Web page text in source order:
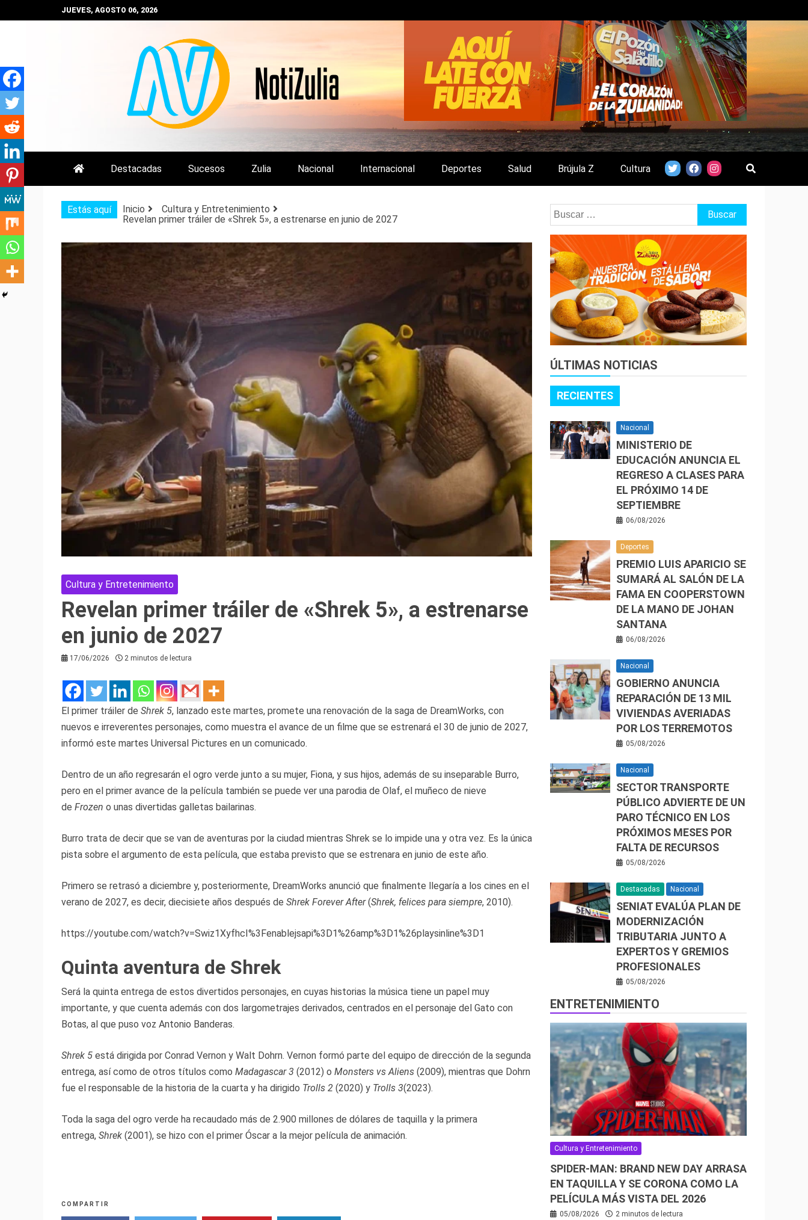
al
JUEVES, AGOSTO 06, 2026
NOTIZULIA
NOTICIAS DEL ZULIA, VENEZUELA Y DE INTERÉS GENERAL.
Destacadas Sucesos Zulia Nacional Internacional Deportes Salud Brújula Z Cultura
Estás aquí Inicio
Cultura y Entretenimiento
Revelan primer tráiler de «Shrek 5», a estrenarse en junio de 2027
Cultura y Entretenimiento
Revelan primer tráiler de «Shrek 5», a estrenarse
en junio de 2027
17/06/2026 2 minutos de lectura
El primer tráiler de Shrek 5, lanzado este martes, promete una renovación de la saga de DreamWorks, con
nuevos e irreverentes personajes, como muestra el avance de un filme que se estrenará el 30 de junio de 2027,
informó este martes Universal Pictures en un comunicado.
Dentro de un año regresarán el ogro verde junto a su mujer, Fiona, y sus hijos, además de su inseparable Burro,
pero en el primer avance de la película también se puede ver una parodia de Olaf, el muñeco de nieve
de Frozen o unas divertidas galletas bailarinas.
Burro trata de decir que se van de aventuras por la ciudad mientras Shrek se lo impide una y otra vez. Es la única
pista sobre el argumento de esta película, que estaba previsto que se estrenara en junio de este año.
Primero se retrasó a diciembre y, posteriormente, DreamWorks anunció que finalmente llegaría a los cines en el
verano de 2027, es decir, diecisiete años después de Shrek Forever After(Shrek, felices para siempre, 2010).
https://youtube.com/watch?v=Swiz1XyfhcI%3Fenablejsapi%3D1%26amp%3D1%26playsinline%3D1
Quinta aventura de Shrek
Será la quinta entrega de estos divertidos personajes, en cuyas historias la música tiene un papel muy
importante, y que cuenta además con dos largometrajes derivados, centrados en el personaje del Gato con
Botas, al que puso voz Antonio Banderas.
Shrek 5 está dirigida por Conrad Vernon y Walt Dohrn. Vernon formó parte del equipo de dirección de la segunda
entrega, así como de otros títulos como Madagascar 3 (2012) o Monsters vs Aliens (2009), mientras que Dohrn
fue el responsable de la historia de la cuarta y ha dirigido Trolls 2 (2020) y Trolls 3(2023).
Toda la saga del ogro verde ha recaudado más de 2.900 millones de dólares de taquilla y la primera
entrega, Shrek (2001), se hizo con el primer Óscar a la mejor película de animación.
COMPARTIR
Buscar:
ÚLTIMAS NOTICIAS
RECIENTES
Nacional
MINISTERIO DE
EDUCACIÓN ANUNCIA EL
REGRESO A CLASES PARA
EL PRÓXIMO 14 DE
SEPTIEMBRE
06/08/2026
Deportes
PREMIO LUIS APARICIO SE
SUMARÁ AL SALÓN DE LA
FAMA EN COOPERSTOWN
DE LA MANO DE JOHAN
SANTANA
06/08/2026
Nacional
GOBIERNO ANUNCIA
REPARACIÓN DE 13 MIL
VIVIENDAS AVERIADAS
POR LOS TERREMOTOS
05/08/2026
Nacional
SECTOR TRANSPORTE
PÚBLICO ADVIERTE DE UN
PARO TÉCNICO EN LOS
PRÓXIMOS MESES POR
FALTA DE RECURSOS
05/08/2026
Destacadas Nacional
SENIAT EVALÚA PLAN DE
MODERNIZACIÓN
TRIBUTARIA JUNTO A
EXPERTOS Y GREMIOS
PROFESIONALES
05/08/2026
ENTRETENIMIENTO
Cultura y Entretenimiento
SPIDER-MAN: BRAND NEW DAY ARRASA
EN TAQUILLA Y SE CORONA COMO LA
PELÍCULA MÁS VISTA DEL 2026
05/08/2026 2 minutos de lectura